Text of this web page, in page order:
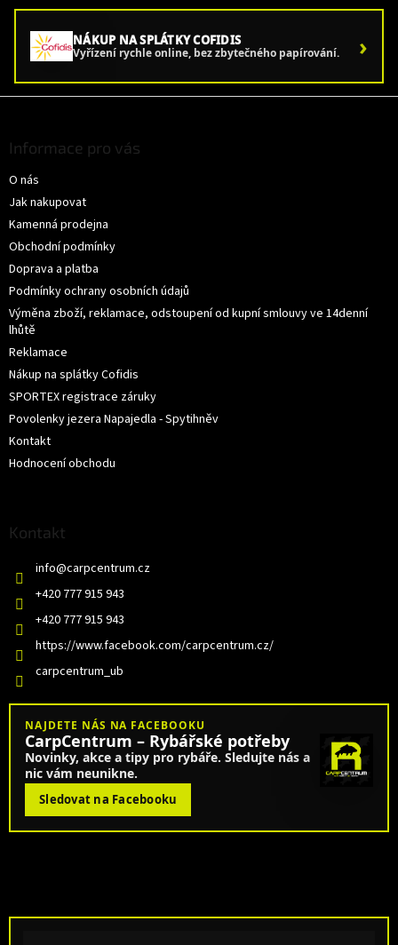
NÁKUP NA SPLÁTKY COFIDIS
Vyřízení rychle online, bez zbytečného papírování. ›
Informace pro vás
O nás
Jak nakupovat
Kamenná prodejna
Obchodní podmínky
Doprava a platba
Podmínky ochrany osobních údajů
Výměna zboží, reklamace, odstoupení od kupní smlouvy ve 14denní
lhůtě
Reklamace
Nákup na splátky Cofidis
SPORTEX registrace záruky
Povolenky jezera Napajedla - Spytihněv
Kontakt
Hodnocení obchodu
Kontakt
info@carpcentrum.cz
+420 777 915 943
+420 777 915 943
https://www.facebook.com/carpcentrum.cz/
carpcentrum_ub
NAJDETE NÁS NA FACEBOOKU
CarpCentrum – Rybářské potřeby
Novinky, akce a tipy pro rybáře. Sledujte nás a
nic vám neunikne.
Sledovat na Facebooku